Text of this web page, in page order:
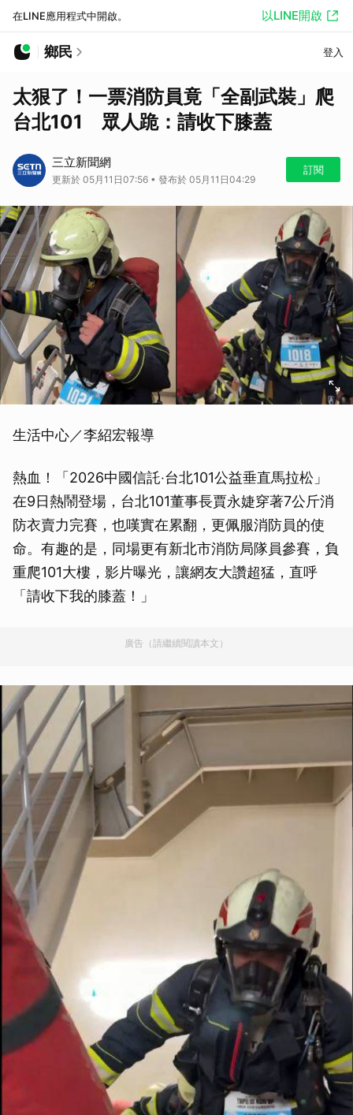
在LINE應用程式中開啟。 以LINE開啟
鄉民 登入
太狠了！一票消防員竟「全副武裝」爬
台北101 眾人跪：請收下膝蓋
三立新聞網
更新於 05月11日07:56 • 發布於 05月11日04:29
訂閱
生活中心／李紹宏報導
熱血！「2026中國信託‧台北101公益垂直馬拉松」
在9日熱鬧登場，台北101董事長賈永婕穿著7公斤消
防衣賣力完賽，也嘆實在累翻，更佩服消防員的使
命。有趣的是，同場更有新北市消防局隊員參賽，負
重爬101大樓，影片曝光，讓網友大讚超猛，直呼
「請收下我的膝蓋！」
廣告（請繼續閱讀本文）